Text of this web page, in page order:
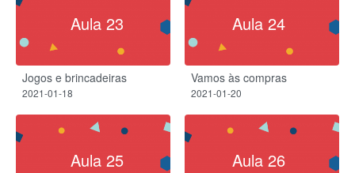
Aula 23
Jogos e brincadeiras
2021-01-18
Aula 24
Vamos às compras
2021-01-20
Aula 25 Aula 26